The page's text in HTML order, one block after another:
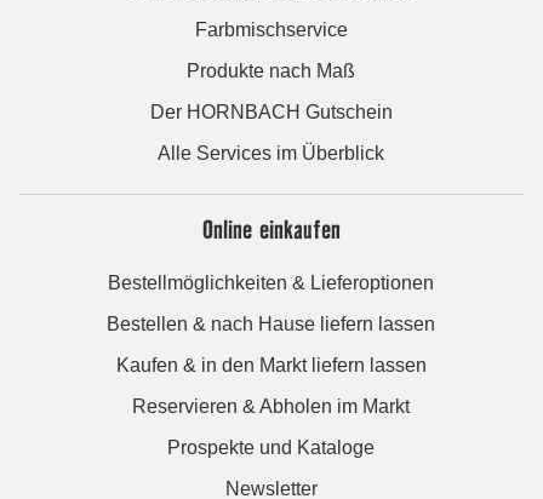
Farbmischservice
Produkte nach Maß
Der HORNBACH Gutschein
Alle Services im Überblick
Online einkaufen
Bestellmöglichkeiten & Lieferoptionen
Bestellen & nach Hause liefern lassen
Kaufen & in den Markt liefern lassen
Reservieren & Abholen im Markt
Prospekte und Kataloge
Newsletter